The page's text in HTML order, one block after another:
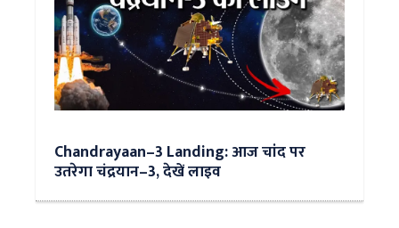
Chandrayaan–3 Landing: आज चांद पर
उतरेगा चंद्रयान–3, देखें लाइव